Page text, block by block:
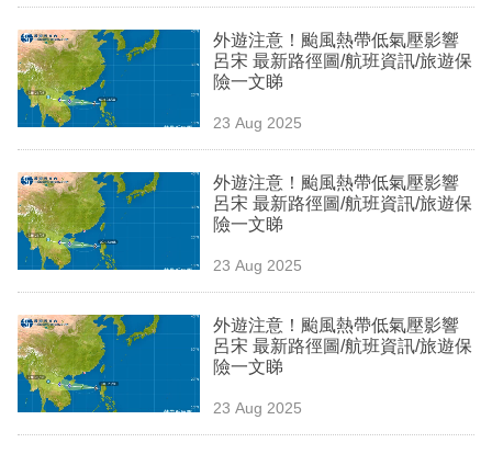
欄
區
外遊注意！颱風熱帶低氣壓影響
呂宋 最新路徑圖/航班資訊/旅遊保
險一文睇
23 Aug 2025
外遊注意！颱風熱帶低氣壓影響
呂宋 最新路徑圖/航班資訊/旅遊保
險一文睇
23 Aug 2025
外遊注意！颱風熱帶低氣壓影響
呂宋 最新路徑圖/航班資訊/旅遊保
險一文睇
23 Aug 2025